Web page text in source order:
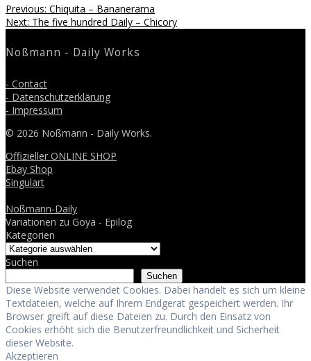
Beitragsnavigation
Previous: Previous
post:
Chiquita – Bananerama
Next: Next
The five hundred Daily – Chicory
Noßmann - Daily Works
- Contact
- Datenschutzerklärung
- Impressum
© 2026 Noßmann - Daily Works.
Offizieller ONLINE SHOP
Ebay Shop
Singulart
Noßmann-Daily
Variationen zu Goya - Epilog
Kategorien
Suchen
Suchen
Diese Website verwendet Cookies. Dabei handelt es sich um kleine
Textdateien, welche auf Ihrem Endgerät gespeichert werden. Ihr
Browser greift auf diese Dateien zu. Durch den Einsatz von
Cookies erhöht sich die Benutzerfreundlichkeit und Sicherheit
dieser Website.
Akzeptieren